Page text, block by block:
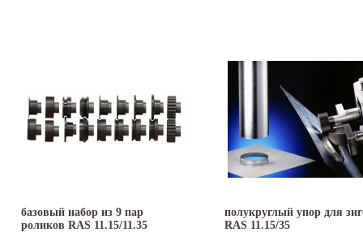
базовый набор из 9 пар
роликов RAS 11.15/11.35
полукруглый упор для
RAS 11.15/35